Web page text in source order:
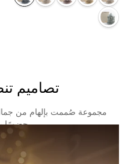
تصاميم
مجموعة صُممت بإلهام من
حضورًا